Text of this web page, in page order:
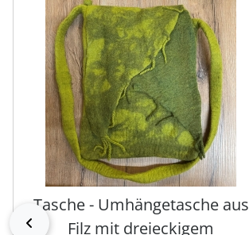
zurück
Tasche - Umhängetasche aus
Filz mit dreieckigem